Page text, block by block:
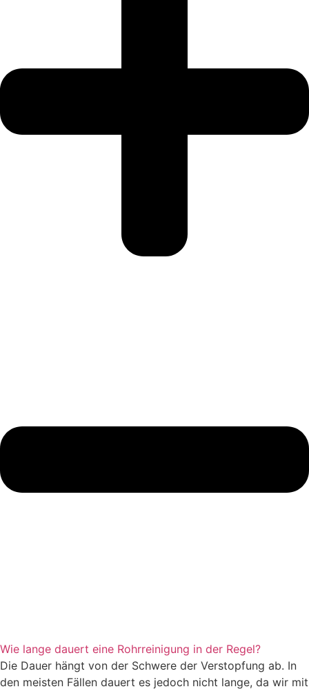
Wie lange dauert eine Rohrreinigung in der Regel?
Die Dauer hängt von der Schwere der Verstopfung ab. In
den meisten Fällen dauert es jedoch nicht lange, da wir mit